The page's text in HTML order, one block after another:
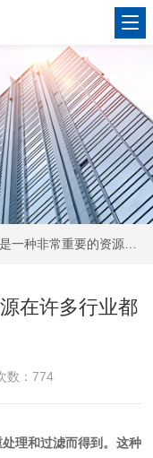
常重要的资源在许多行业都有广泛应用
在许多行业都
数：774
理和过滤而得到。这种